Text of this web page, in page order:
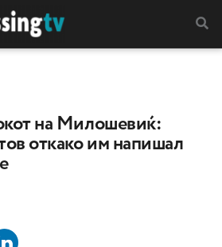
на Милошевиќ:
откако им напишал